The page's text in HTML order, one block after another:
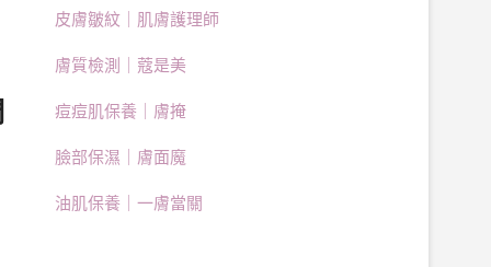
皮膚皺紋｜肌膚護理師
膚質檢測｜蔻是美
痘痘肌保養｜膚掩
臉部保濕｜膚面魔
油肌保養｜一膚當關